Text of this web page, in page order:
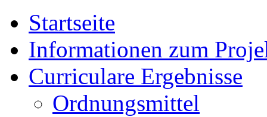
Startseite
Informationen zum
Curriculare Ergebnisse
Ordnungsmittel